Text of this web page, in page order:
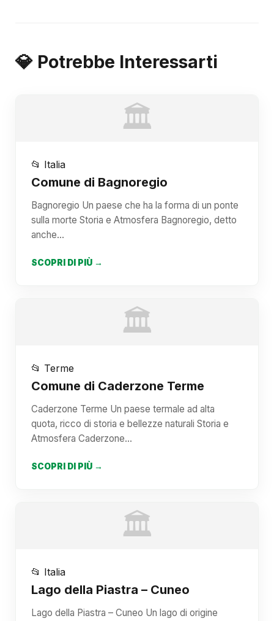
💎 Potrebbe Interessarti
🏛️
📂 Italia
Comune di Bagnoregio
Bagnoregio Un paese che ha la forma di un ponte
sulla morte Storia e Atmosfera Bagnoregio, detto
anche…
SCOPRI DI PIÙ →
🏛️
📂 Terme
Comune di Caderzone Terme
Caderzone Terme Un paese termale ad alta
quota, ricco di storia e bellezze naturali Storia e
Atmosfera Caderzone…
SCOPRI DI PIÙ →
🏛️
📂 Italia
Lago della Piastra – Cuneo
Lago della Piastra – Cuneo Un lago di origine